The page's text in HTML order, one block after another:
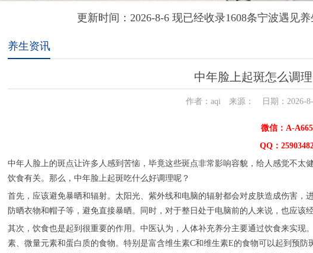
更新时间：2026-8-6 现已经收录1608条宁波遇见
养生资讯
中年脸上起斑怎么调
作者：aqi 来源： 日期：2026-
微信：A-
QQ：
中年人脸上的斑点让许多人感到苦恼，毕竟这些斑点非常影响容貌，给人感觉不太
饮食有关。那么，中年脸上起斑吃什么好调理呢？
首先，应该避免暴晒和辐射。太阳光、紫外线和电脑的辐射都会对皮肤造成伤害
防晒衣物和帽子等，避免直接暴晒。同时，对于整日处于电脑前的人来说，也应该
其次，饮食也是起到很重要的作用。中医认为，人体补充养分主要通过饮食来实
素、微量元素和蛋白质的食物。特别是富含维生素C和维生素E的食物可以起到预